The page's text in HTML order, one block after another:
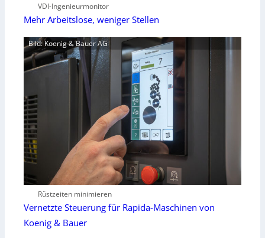
VDI-Ingenieurmonitor
Mehr Arbeitslose, weniger Stellen
Bild: Koenig & Bauer AG
Rüstzeiten minimieren
Vernetzte Steuerung für Rapida-Maschinen von
Koenig & Bauer